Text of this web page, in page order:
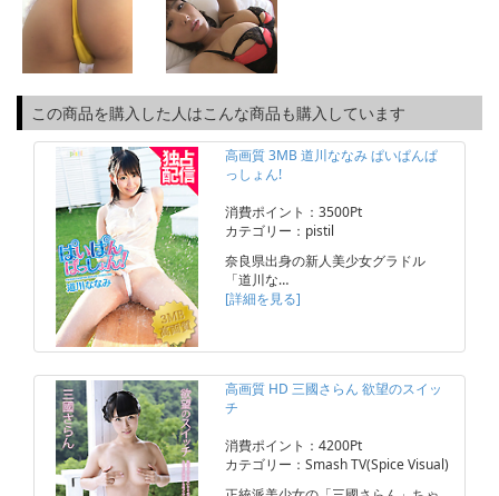
この商品を購入した人はこんな商品も購入しています
高画質 3MB 道川ななみ ぱいぱんぱ
っしょん!
消費ポイント：3500Pt
カテゴリー：pistil
奈良県出身の新人美少女グラドル
「道川な…
[詳細を見る]
高画質 HD 三國さらん 欲望のスイッ
チ
消費ポイント：4200Pt
カテゴリー：Smash TV(Spice Visual)